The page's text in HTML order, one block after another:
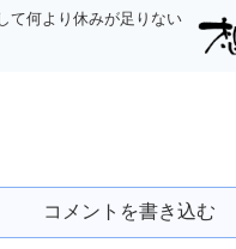
て何より休みが足りない
コメントを書き込む